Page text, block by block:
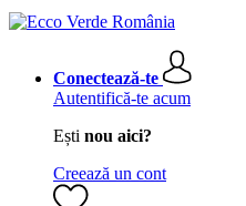
Conectează-te
Autentifică-te acum
Ești nou aici?
Creează un cont